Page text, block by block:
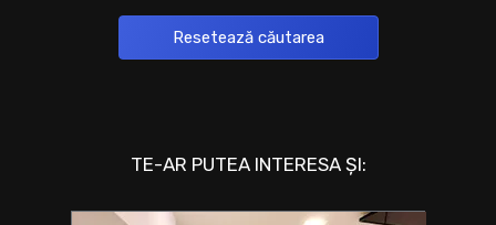
Resetează căutarea
TE-AR PUTEA INTERESA ȘI: